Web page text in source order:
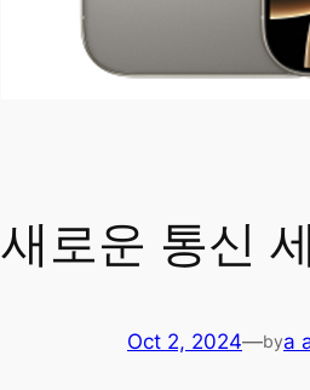
새로운 통신
Oct 2, 2024—bya